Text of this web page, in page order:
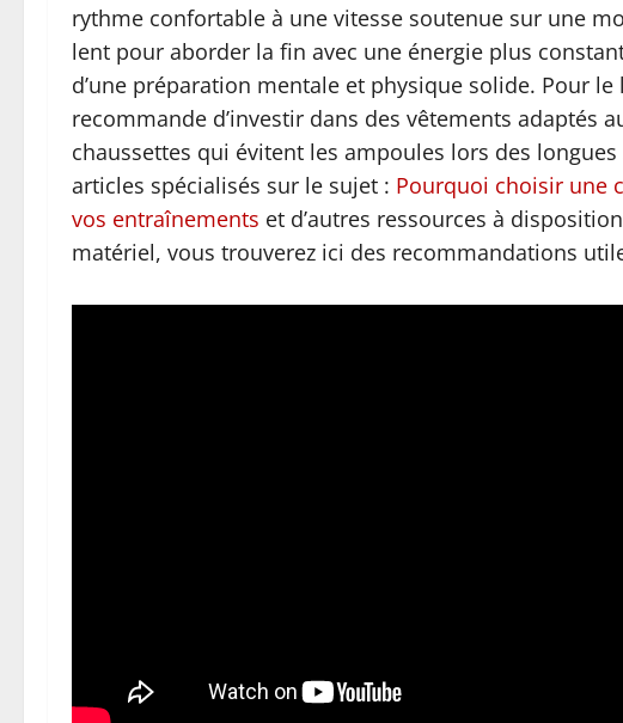
rythme confortable à une vitesse soutenue sur une
lent pour aborder la fin avec une énergie plus
d’une préparation mentale et physique solide. Pour
recommande d’investir dans des vêtements adaptés
chaussettes qui évitent les ampoules lors des
articles spécialisés sur le sujet : Pourquoi choisir une
vos entraînements et d’autres ressources à
matériel, vous trouverez ici des recommandations